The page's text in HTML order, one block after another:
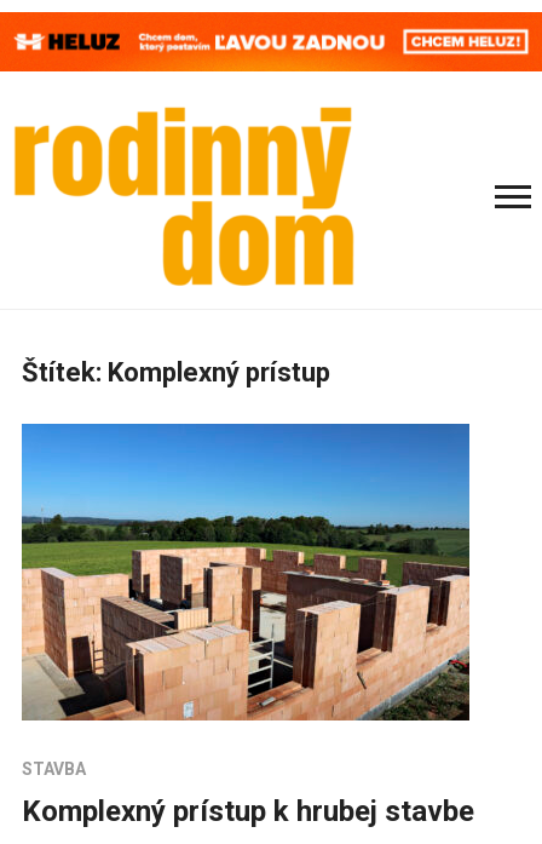
Štítek: Komplexný prístup
STAVBA
Komplexný prístup k hrubej stavbe